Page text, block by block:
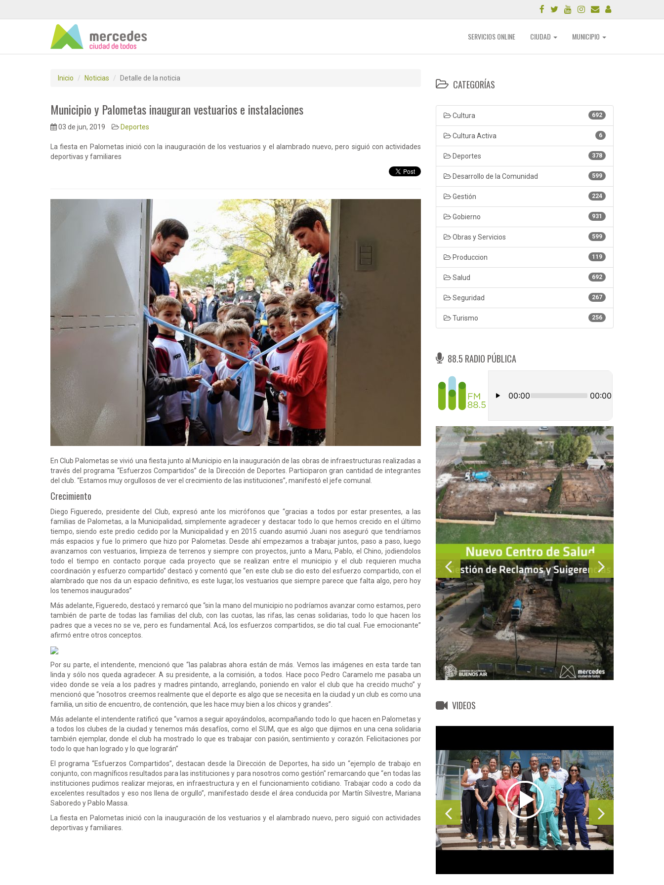
SERVICIOS ONLINE CIUDAD MUNICIPIO
Inicio Noticias Detalle de la noticia
Municipio y Palometas inauguran vestuarios e instalaciones
03 de jun, 2019 Deportes
La fiesta en Palometas inició con la inauguración de los vestuarios y el alambrado nuevo, pero siguió con actividades
deportivas y familiares
En Club Palometas se vivió una fiesta junto al Municipio en la inauguración de las obras de infraestructuras realizadas a
través del programa “Esfuerzos Compartidos” de la Dirección de Deportes. Participaron gran cantidad de integrantes
del club. “Estamos muy orgullosos de ver el crecimiento de las instituciones”, manifestó el jefe comunal.
Crecimiento
Diego Figueredo, presidente del Club, expresó ante los micrófonos que “gracias a todos por estar presentes, a las
familias de Palometas, a la Municipalidad, simplemente agradecer y destacar todo lo que hemos crecido en el último
tiempo, siendo este predio cedido por la Municipalidad y en 2015 cuando asumió Juani nos aseguró que tendríamos
más espacios y fue lo primero que hizo por Palometas. Desde ahí empezamos a trabajar juntos, paso a paso, luego
avanzamos con vestuarios, limpieza de terrenos y siempre con proyectos, junto a Maru, Pablo, el Chino, jodiendolos
todo el tiempo en contacto porque cada proyecto que se realizan entre el municipio y el club requieren mucha
coordinación y esfuerzo compartido” destacó y comentó que “en este club se dio esto del esfuerzo compartido, con el
alambrado que nos da un espacio definitivo, es este lugar, los vestuarios que siempre parece que falta algo, pero hoy
los tenemos inaugurados”
Más adelante, Figueredo, destacó y remarcó que “sin la mano del municipio no podríamos avanzar como estamos, pero
también de parte de todas las familias del club, con las cuotas, las rifas, las cenas solidarias, todo lo que hacen los
padres que a veces no se ve, pero es fundamental. Acá, los esfuerzos compartidos, se dio tal cual. Fue emocionante”
afirmó entre otros conceptos.
Por su parte, el intendente, mencionó que “las palabras ahora están de más. Vemos las imágenes en esta tarde tan
linda y sólo nos queda agradecer. A su presidente, a la comisión, a todos. Hace poco Pedro Caramelo me pasaba un
video donde se veía a los padres y madres pintando, arreglando, poniendo en valor el club que ha crecido mucho” y
mencionó que “nosotros creemos realmente que el deporte es algo que se necesita en la ciudad y un club es como una
familia, un sitio de encuentro, de contención, que les hace muy bien a los chicos y grandes”.
Más adelante el intendente ratificó que “vamos a seguir apoyándolos, acompañando todo lo que hacen en Palometas y
a todos los clubes de la ciudad y tenemos más desafíos, como el SUM, que es algo que dijimos en una cena solidaria
también ejemplar, donde el club ha mostrado lo que es trabajar con pasión, sentimiento y corazón. Felicitaciones por
todo lo que han logrado y lo que lograrán”
El programa “Esfuerzos Compartidos”, destacan desde la Dirección de Deportes, ha sido un “ejemplo de trabajo en
conjunto, con magníficos resultados para las instituciones y para nosotros como gestión" remarcando que “en todas las
instituciones pudimos realizar mejoras, en infraestructura y en el funcionamiento cotidiano. Trabajar codo a codo da
excelentes resultados y eso nos llena de orgullo”, manifestado desde el área conducida por Martín Silvestre, Mariana
Saboredo y Pablo Massa.
La fiesta en Palometas inició con la inauguración de los vestuarios y el alambrado nuevo, pero siguió con actividades
deportivas y familiares.
CATEGORÍAS
692
Cultura
6
Cultura Activa
378
Deportes
599
Desarrollo de la Comunidad
224
Gestión
931
Gobierno
599
Obras y Servicios
119
Produccion
692
Salud
267
Seguridad
256
Turismo
88.5 RADIO PÚBLICA
VIDEOS